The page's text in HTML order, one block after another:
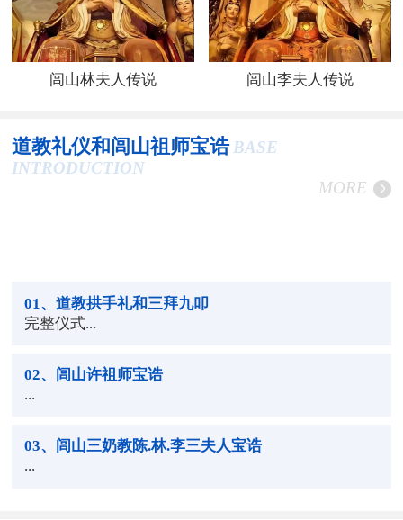
闾山林夫人传说 闾山李夫人传说
道教礼仪和闾山祖师宝诰 BASE
INTRODUCTION
MORE
01 、道教拱手礼和三拜九叩
完整仪式...
02、闾山许祖师宝诰
...
03、闾山三奶教陈.林.李三夫人宝诰
...